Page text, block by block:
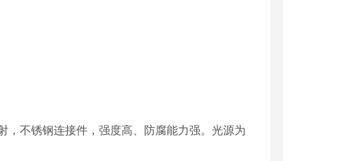
，不锈钢连接件，强度高、防腐能力强。光源为